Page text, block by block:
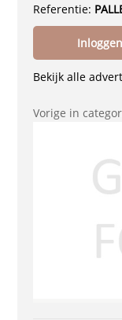
Referentie:
Bekijk alle
Vorige in